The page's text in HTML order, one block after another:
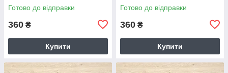
Готово до відправки
360 ₴
Купити
Готово до відправки
360 ₴
Купити